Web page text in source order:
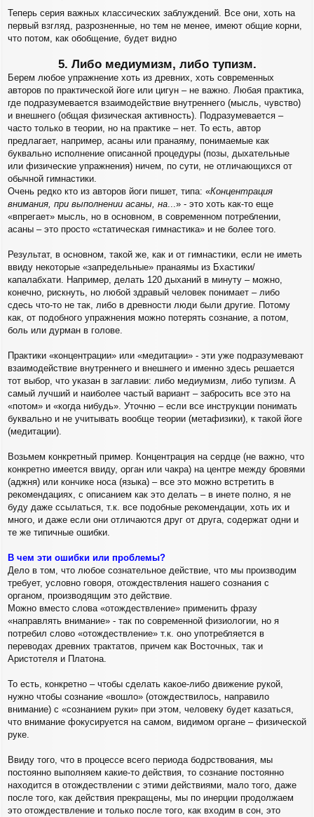
о
б
щ
е
Теперь серия важных классических заблуждений. Все они, хоть на
первый взгляд, разрозненные, но тем не менее, имеют общие корни,
что потом, как обобщение, будет видно
5. Либо медиумизм, либо тупизм.
Берем любое упражнение хоть из древних, хоть современных
авторов по практической йоге или цигун – не важно. Любая практика,
где подразумевается взаимодействие внутреннего (мысль, чувство)
и внешнего (общая физическая активность). Подразумевается –
часто только в теории, но на практике – нет. То есть, автор
предлагает, например, асаны или пранаяму, понимаемые как
буквально исполнение описанной процедуры (позы, дыхательные
или физические упражнения) ничем, по сути, не отличающихся от
обычной гимнастики.
Очень редко кто из авторов йоги пишет, типа: «Концентрация
внимания, при выполнении асаны, на...» - это хоть как-то еще
«впрегает» мысль, но в основном, в современном потреблении,
асаны – это просто «статическая гимнастика» и не более того.
Результат, в основном, такой же, как и от гимнастики, если не иметь
ввиду некоторые «запредельные» пранаямы из Бхастики/
капалабхати. Например, делать 120 дыханий в минуту – можно,
конечно, рискнуть, но любой здравый человек понимает – либо
сдесь что-то не так, либо в древности люди были другие. Потому
как, от подобного упражнения можно потерять сознание, а потом,
боль или дурман в голове.
Практики «концентрации» или «медитации» - эти уже подразумевают
взаимодействие внутреннего и внешнего и именно здесь решается
тот выбор, что указан в заглавии: либо медиумизм, либо тупизм. А
самый лучший и наиболее частый вариант – забросить все это на
«потом» и «когда нибудь». Уточню – если все инструкции понимать
буквально и не учитывать вообще теории (метафизики), к такой йоге
(медитации).
Возьмем конкретный пример. Концентрация на сердце (не важно, что
конкретно имеется ввиду, орган или чакра) на центре между бровями
(аджня) или кончике носа (языка) – все это можно встретить в
рекомендациях, с описанием как это делать – в инете полно, я не
буду даже ссылаться, т.к. все подобные рекомендации, хоть их и
много, и даже если они отличаются друг от друга, содержат одни и
те же типичные ошибки.
В чем эти ошибки или проблемы?
Дело в том, что любое сознательное действие, что мы производим
требует, условно говоря, отождествления нашего сознания с
органом, производящим это действие.
Можно вместо слова «отождествление» применить фразу
«направлять внимание» - так по современной физиологии, но я
потребил слово «отождествление» т.к. оно употребляется в
переводах древних трактатов, причем как Восточных, так и
Аристотеля и Платона.
То есть, конкретно – чтобы сделать какое-либо движение рукой,
нужно чтобы сознание «вошло» (отождествилось, направило
внимание) с «сознанием руки» при этом, человеку будет казаться,
что внимание фокусируется на самом, видимом органе – физической
руке.
Ввиду того, что в процессе всего периода бодрствования, мы
постоянно выполняем какие-то действия, то сознание постоянно
находится в отождествлении с этими действиями, мало того, даже
после того, как действия прекращены, мы по инерции продолжаем
это отождествление и только после того, как входим в сон, это